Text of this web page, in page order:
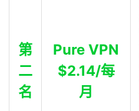
第
二
名
Pure VPN
$2.14/每
月